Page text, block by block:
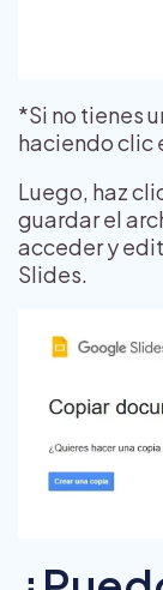
*Si no tienes
haciendo clic
Luego, haz
guardar el
acceder y
Slides.